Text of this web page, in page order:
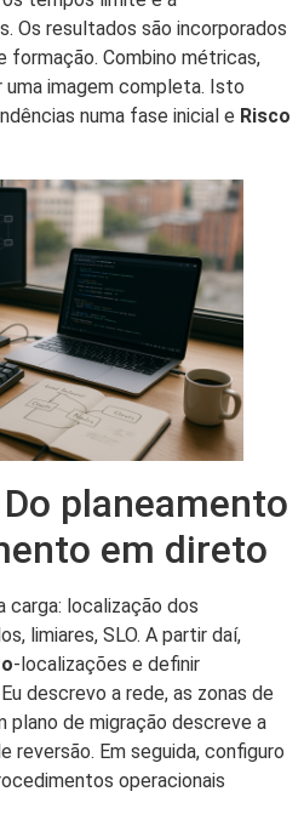
Os resultados são incorporados
formação. Combino métricas,
imagem completa. Isto
numa fase inicial e Risco
planeamento
em direto
carga: localização dos
limiares, SLO. A partir daí,
-localizações e definir
descrevo a rede, as zonas de
plano de migração descreve a
reversão. Em seguida, configuro
operacionais